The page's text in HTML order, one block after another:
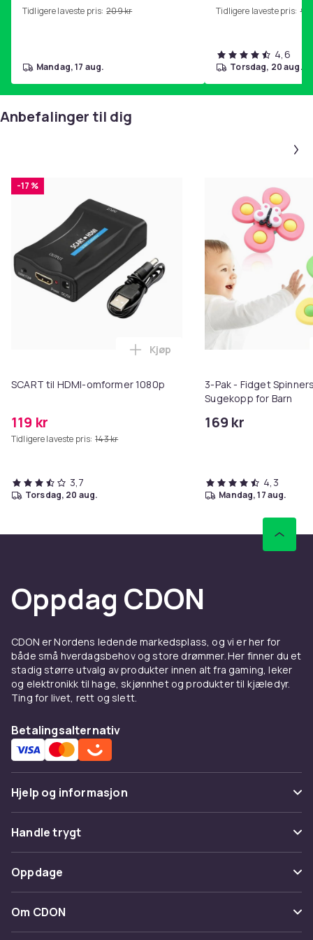
Tidligere laveste pris: 209 kr
mandag, 17 aug.
Tidligere laveste pris: 99
4,6
torsdag, 20 aug.
Anbefalinger til dig
-17 %
SCART til HDMI-omformer 1080p
119 kr
Tidligere laveste pris: 143 kr
Legg SCART til HDMI-omformer
Kjøp
3,7
torsdag, 20 aug.
3-Pak - Fidget
Sugekopp for Barn
169 kr
4,3
mandag, 17 aug.
Oppdag CDON
CDON er Nordens ledende markedsplass, og vi er her for
både små hverdagsbehov og store drømmer. Her finner du et
stadig større utvalg av produkter innen alt fra gaming, leker
og elektronikk til hage, skjønnhet og produkter til kjæledyr.
Ting for livet, rett og slett.
Betalingsalternativ
Hjelp og informasjon
Vanlige spørsmål
Spor pakke
Angre & returner her
Kontakt oss
Handle trygt
Betaling
Levering
Oppdage
Kategorier
Varemerker
Om CDON